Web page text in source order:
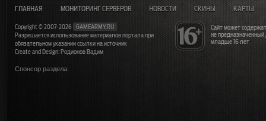
Сайт может
не
младше 16 лет
ГЛАВНАЯ МОНИТОРИНГ СЕРВЕРОВ НОВОСТИ СКИНЫ КАРТЫ
Copyright © 2007-2026
GAMEARMY.RU
Разрешается использование материалов портала при
обязательном указании ссылки на источник
Create and Design: Родионов Вадим
Спонсор раздела: